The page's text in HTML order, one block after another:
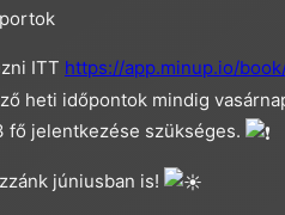
ITT https://app.minup.io/
heti időpontok mindig
fő jelentkezése szükséges.
júniusban is!